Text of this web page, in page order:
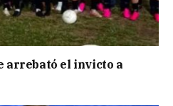
arrebató el invicto a